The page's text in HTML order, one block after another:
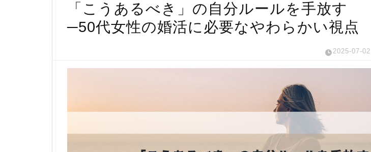
「こうあるべき」の自分ルールを手放す
─50代女性の婚活に必要なやわらかい視点
2025-07-02